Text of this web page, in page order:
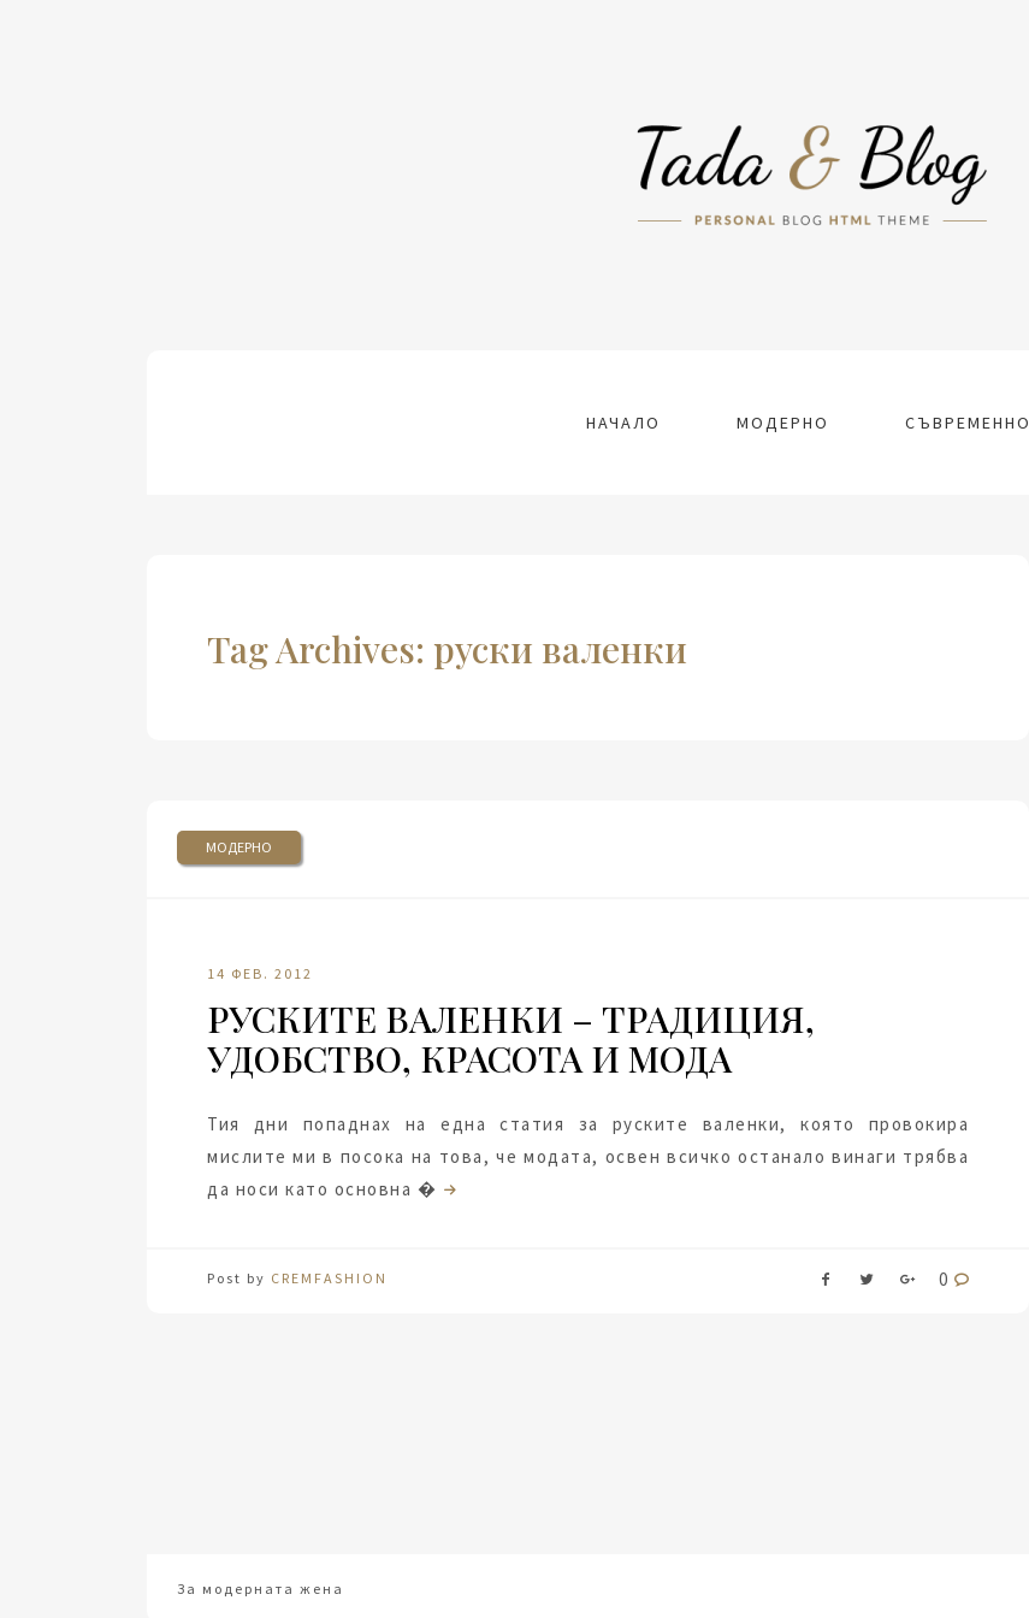
НАЧАЛО МОДЕРНО СЪВРЕМЕННО
Tag Archives: руски валенки
МОДЕРНО
14 ФЕВ. 2012
РУСКИТЕ ВАЛЕНКИ – ТРАДИЦИЯ,
УДОБСТВО, КРАСОТА И МОДА
Тия дни попаднах на една статия за руските валенки, която провокира
мислите ми в посока на това, че модата, освен всичко останало винаги трябва
да носи като основна �
Post by CREMFASHION 0
За модерната жена